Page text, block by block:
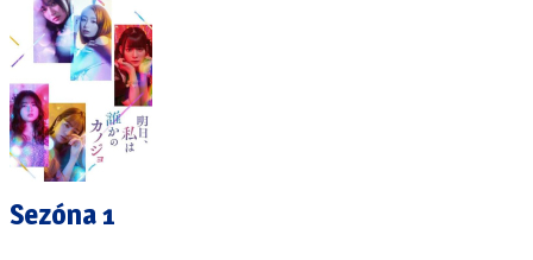
Sezóna 1